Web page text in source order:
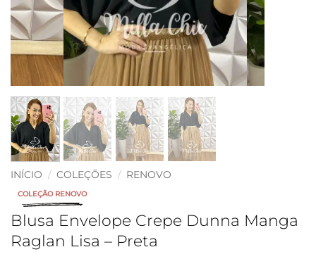
INÍCIO / COLEÇÕES / RENOVO
COLEÇÃO RENOVO
Blusa Envelope Crepe Dunna Manga
Raglan Lisa – Preta